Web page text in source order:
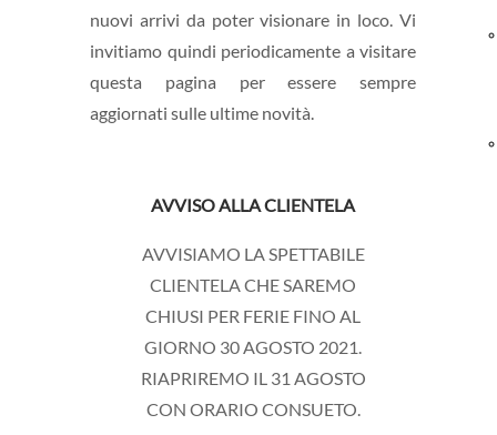
nuovi arrivi da poter visionare in loco. Vi
invitiamo quindi periodicamente a visitare
questa pagina per essere sempre
aggiornati sulle ultime novità.
AVVISO ALLA CLIENTELA
AVVISIAMO LA SPETTABILE
CLIENTELA CHE SAREMO
CHIUSI PER FERIE FINO AL
GIORNO 30 AGOSTO 2021.
RIAPRIREMO IL 31 AGOSTO
CON ORARIO CONSUETO.